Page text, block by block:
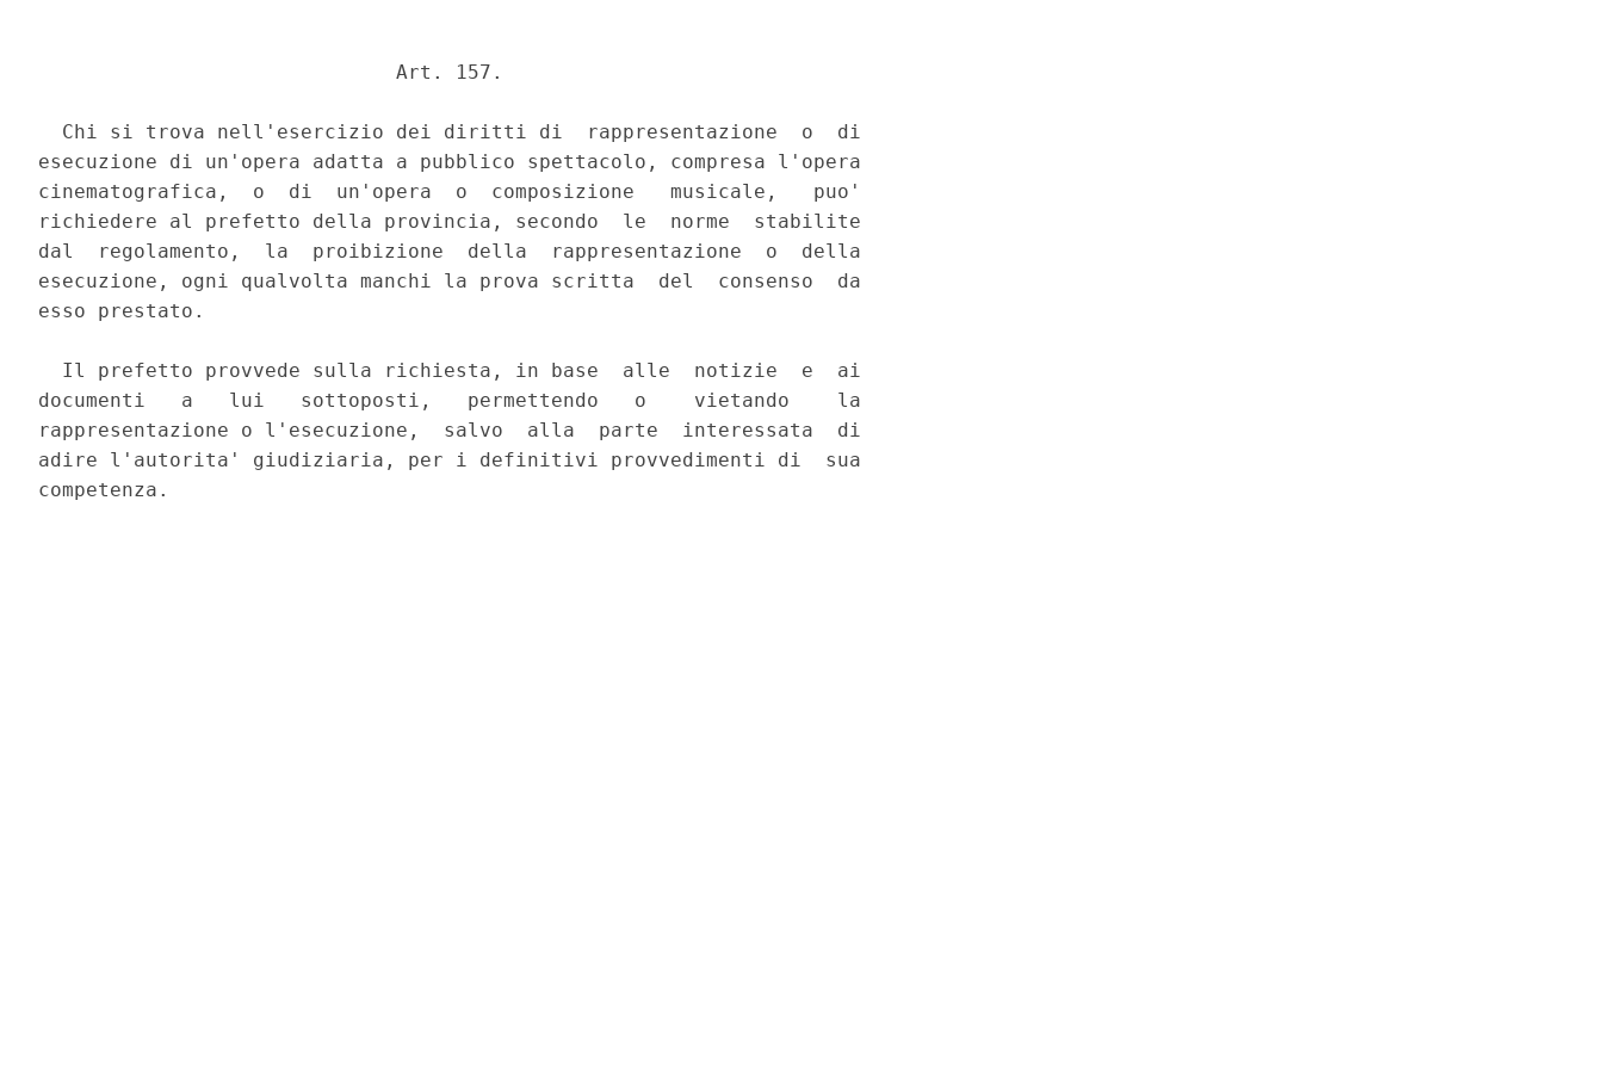
                              Art. 157.
  Chi si trova nell'esercizio dei diritti di  rappresentazione  o  di
esecuzione di un'opera adatta a pubblico spettacolo, compresa l'opera
cinematografica,  o  di  un'opera  o  composizione   musicale,   puo'
richiedere al prefetto della provincia, secondo  le  norme  stabilite
dal  regolamento,  la  proibizione  della  rappresentazione  o  della
esecuzione, ogni qualvolta manchi la prova scritta  del  consenso  da
esso prestato.
  Il prefetto provvede sulla richiesta, in base  alle  notizie  e  ai
documenti   a   lui   sottoposti,   permettendo   o    vietando    la
rappresentazione o l'esecuzione,  salvo  alla  parte  interessata  di
adire l'autorita' giudiziaria, per i definitivi provvedimenti di  sua